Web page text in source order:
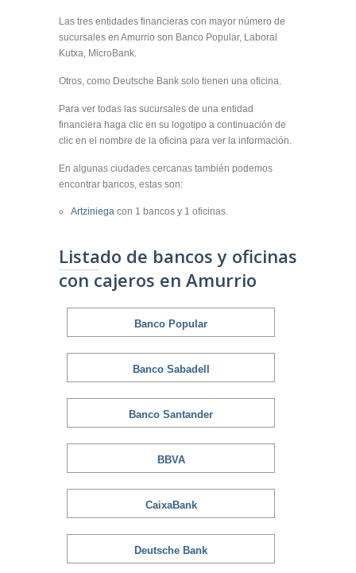
Las tres entidades financieras con mayor número de
sucursales en Amurrio son Banco Popular, Laboral
Kutxa, MicroBank.
Otros, como Deutsche Bank solo tienen una oficina.
Para ver todas las sucursales de una entidad
financiera haga clic en su logotipo a continuación de
clic en el nombre de la oficina para ver la información.
En algunas ciudades cercanas también podemos
encontrar bancos, estas son:
Artziniega con 1 bancos y 1 oficinas.
Listado de bancos y oficinas
con cajeros en Amurrio
Banco Popular
Banco Sabadell
Banco Santander
BBVA
CaixaBank
Deutsche Bank